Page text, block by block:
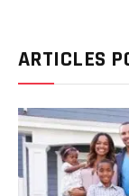
ARTICLES